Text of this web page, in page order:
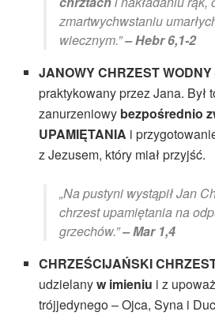
zmartwychwstaniu
wiecznym.”– Hebr 6,1-2
JANOWY CHRZEST WODNY
praktykowany przez Jana. Był
zanurzeniowy bezpośrednio
UPAMIĘTANIA i
z Jezusem, który miał przyjść.
„Na pustyni wystąpił Jan
chrzest upamiętania na
grzechów.”– Mar 1,4
CHRZEŚCIJAŃSKI
udzielanyw imieniu i z
trójjedynego – Ojca, Syna i